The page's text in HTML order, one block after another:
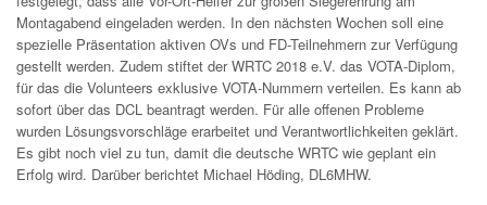
Montagabend eingeladen werden. In den nächsten Wochen soll eine
spezielle Präsentation aktiven OVs und FD-Teilnehmern zur Verfügung
gestellt werden. Zudem stiftet der WRTC 2018 e.V. das VOTA-Diplom,
für das die Volunteers exklusive VOTA-Nummern verteilen. Es kann ab
sofort über das DCL beantragt werden. Für alle offenen Probleme
wurden Lösungsvorschläge erarbeitet und Verantwortlichkeiten geklärt.
Es gibt noch viel zu tun, damit die deutsche WRTC wie geplant ein
Erfolg wird. Darüber berichtet Michael Höding, DL6MHW.